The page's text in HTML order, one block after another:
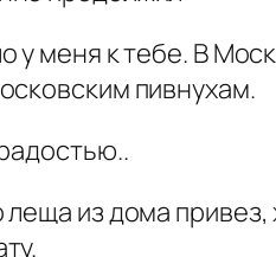
у меня к тебе. В
пивнухам.
из дома